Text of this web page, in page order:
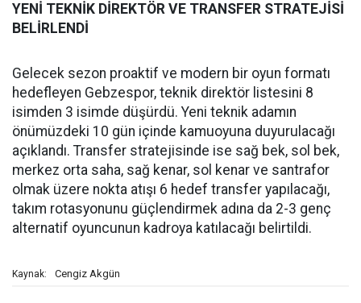
YENİ TEKNİK DİREKTÖR VE TRANSFER STRATEJİSİ
BELİRLENDİ
Gelecek sezon proaktif ve modern bir oyun formatı
hedefleyen Gebzespor, teknik direktör listesini 8
isimden 3 isimde düşürdü. Yeni teknik adamın
önümüzdeki 10 gün içinde kamuoyuna duyurulacağı
açıklandı. Transfer stratejisinde ise sağ bek, sol bek,
merkez orta saha, sağ kenar, sol kenar ve santrafor
olmak üzere nokta atışı 6 hedef transfer yapılacağı,
takım rotasyonunu güçlendirmek adına da 2-3 genç
alternatif oyuncunun kadroya katılacağı belirtildi.
Kaynak: Cengiz Akgün